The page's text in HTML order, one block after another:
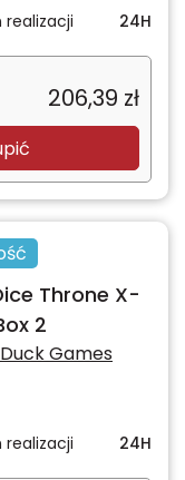
realizacji 24H
206,39 zł
Throne X-
2
Games
realizacji 24H